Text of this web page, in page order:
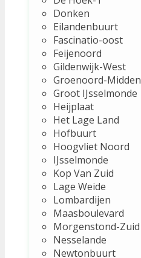
Donken
Eilandenbuurt
Fascinatio-oost
Feijenoord
Gildenwijk-West
Groenoord-Midden
Groot IJsselmonde
Heijplaat
Het Lage Land
Hofbuurt
Hoogvliet Noord
IJsselmonde
Kop Van Zuid
Lage Weide
Lombardijen
Maasboulevard
Morgenstond-Zuid
Nesselande
Newtonbuurt